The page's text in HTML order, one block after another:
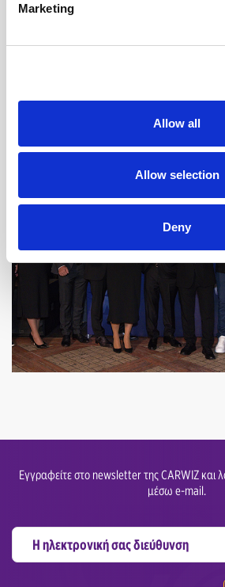
Marketing
Allow all
Allow selection
Deny
Εγγραφείτε στο newsletter της CARWIZ και
μέσω e-mail.